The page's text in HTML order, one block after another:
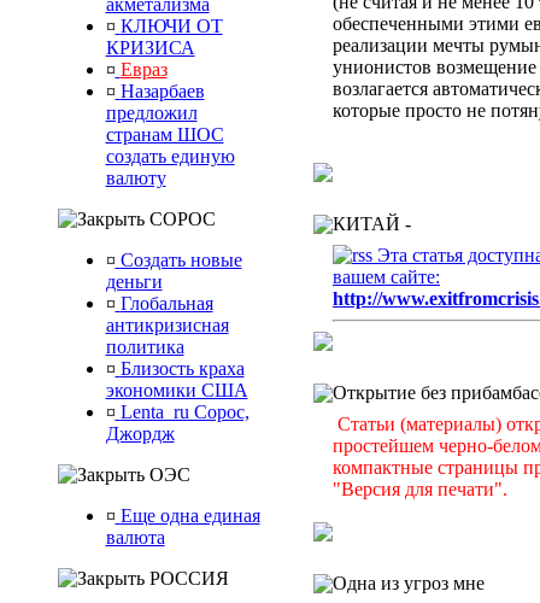
акметализма
¤ КЛЮЧИ ОТ
КРИЗИСА
¤ Евраз
¤ Назарбаев
предложил
странам ШОС
создать единую
валюту
СОРОС
¤ Создать новые
деньги
¤ Глобальная
антикризисная
политика
¤ Близость краха
экономики США
¤ Lenta_ru Сорос,
Джордж
ОЭС
¤ Еще одна единая
валюта
РОССИЯ
обеспеченными этими
реализации мечты
унионистов возмещение
возлагается
которые просто не
КИТАЙ -
Эта статья
вашем сайте:
http://
Открытие без
Статьи (материалы)
простейшем черно-
компактные страницы
"Версия для печати".
Одна из угроз мне